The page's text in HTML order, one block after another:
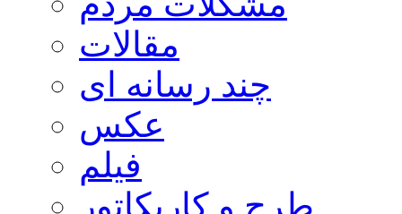
مقالات
چند رسانه ای
عکس
فیلم
طرح و کاریکاتور